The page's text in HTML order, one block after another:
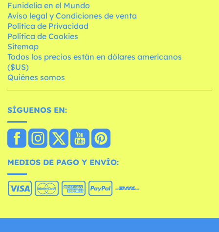
Funidelia en el Mundo
Aviso legal y Condiciones de venta
Política de Privacidad
Política de Cookies
Sitemap
Todos los precios están en dólares americanos
($US)
Quiénes somos
SÍGUENOS EN:
MEDIOS DE PAGO Y ENVÍO: